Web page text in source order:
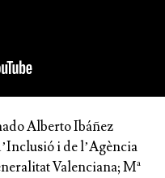
Alberto Ibáñez
i de l’Agència
Valenciana; Mª